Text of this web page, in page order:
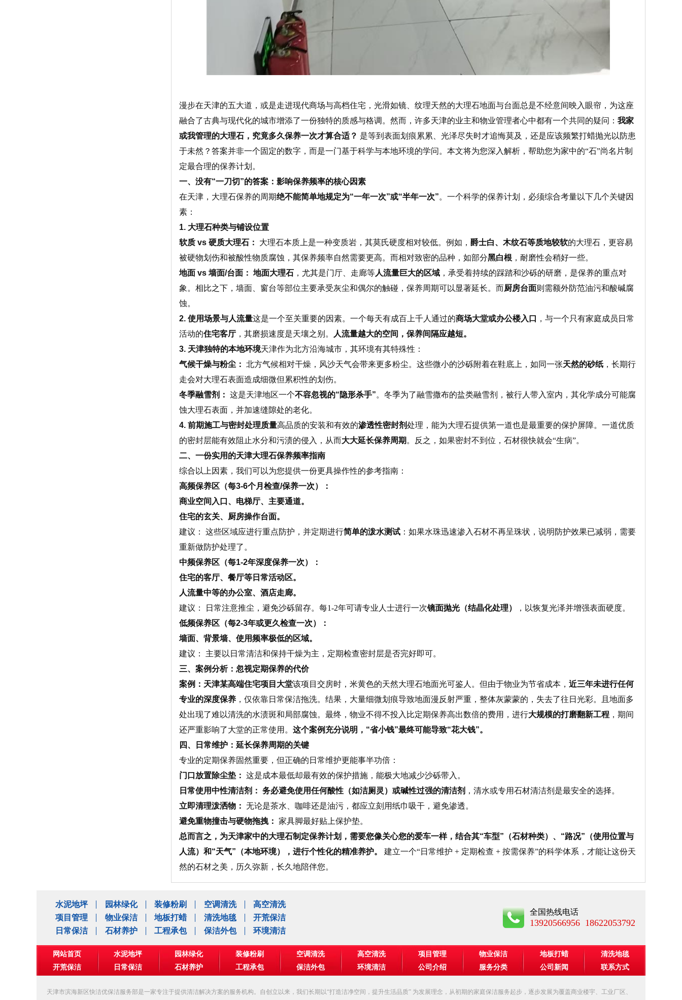
漫步在天津的五大道，或是走进现代商场与高档住宅，光滑如镜、纹理天然的大理石地面与台面总是不经意间映入眼帘，为这座
融合了古典与现代化的城市增添了一份独特的质感与格调。然而，许多天津的业主和物业管理者心中都有一个共同的疑问： 我家
或我管理的大理石，究竟多久保养一次才算合适？ 是等到表面划痕累累、光泽尽失时才追悔莫及，还是应该频繁打蜡抛光以防患
于未然？答案并非一个固定的数字，而是一门基于科学与本地环境的学问。本文将为您深入解析，帮助您为家中的“石”尚名片制
定最合理的保养计划。
一、没有“一刀切”的答案：影响保养频率的核心因素
在天津，大理石保养的周期绝不能简单地规定为“一年一次”或“半年一次”。一个科学的保养计划，必须综合考量以下几个关键因
素：
1. 大理石种类与铺设位置
软质 vs 硬质大理石：
大理石本质上是一种变质岩，其莫氏硬度相对较低。例如， 爵士白、木纹石等质地较软的大理石，更容易
被硬物划伤和被酸性物质腐蚀，其保养频率自然需要更高。而相对致密的品种，如部分黑白根 ，耐磨性会稍好一些。
地面 vs 墙面/台面： 地面大理石 ，尤其是门厅、走廊等人流量巨大的区域 ，承受着持续的踩踏和沙砾的研磨，是保养的重点对
象。相比之下，墙面、窗台等部位主要承受灰尘和偶尔的触碰，保养周期可以显著延长。而厨房台面则需额外防范油污和酸碱腐
蚀。
2. 使用场景与人流量这是一个至关重要的因素。一个每天有成百上千人通过的商场大堂或办公楼入口
，与一个只有家庭成员日常
活动的住宅客厅 ，其磨损速度是天壤之别。
人流量越大的空间，保养间隔应越短。
3. 天津独特的本地环境天津作为北方沿海城市，其环境有其特殊性：
气候干燥与粉尘： 北方气候相对干燥，风沙天气会带来更多粉尘。这些微小的沙砾附着在鞋底上，如同一张天然的砂纸 ，长期行
走会对大理石表面造成细微但累积性的划伤。
冬季融雪剂： 这是天津地区一个不容忽视的“隐形杀手”。冬季为了融雪撒布的盐类融雪剂，被行人带入室内，其化学成分可能腐
蚀大理石表面，并加速缝隙处的老化。
4. 前期施工与密封处理质量高品质的安装和有效的渗透性密封剂处理，能为大理石提供第一道也是最重要的保护屏障。一道优质
的密封层能有效阻止水分和污渍的侵入，从而大大延长保养周期 。反之，如果密封不到位，石材很快就会“生病”。
二、一份实用的天津大理石保养频率指南
综合以上因素，我们可以为您提供一份更具操作性的参考指南：
高频保养区（每3-6个月检查/保养一次）：
商业空间入口、电梯厅、主要通道。
住宅的玄关、厨房操作台面。
建议：
这些区域应进行重点防护，并定期进行简单的泼水测试 ：如果水珠迅速渗入石材不再呈珠状，说明防护效果已减弱，需要
重新做防护处理了。
中频保养区（每1-2年深度保养一次）：
住宅的客厅、餐厅等日常活动区。
人流量中等的办公室、酒店走廊。
建议：
日常注意推尘，避免沙砾留存。每1-2年可请专业人士进行一次镜面抛光（结晶化处理）
，以恢复光泽并增强表面硬度。
低频保养区（每2-3年或更久检查一次）：
墙面、背景墙、使用频率极低的区域。
建议：
主要以日常清洁和保持干燥为主，定期检查密封层是否完好即可。
三、案例分析：忽视定期保养的代价
案例：天津某高端住宅项目大堂该项目交房时，米黄色的天然大理石地面光可鉴人。但由于物业为节省成本， 近三年未进行任何
专业的深度保养 ，仅依靠日常保洁拖洗。结果，大量细微划痕导致地面漫反射严重，整体灰蒙蒙的，失去了往日光彩。且地面多
处出现了难以清洗的水渍斑和局部腐蚀。最终，物业不得不投入比定期保养高出数倍的费用，进行大规模的打磨翻新工程 ，期间
还严重影响了大堂的正常使用。 这个案例充分说明，“省小钱”最终可能导致“花大钱”。
四、日常维护：延长保养周期的关键
专业的定期保养固然重要，但正确的日常维护更能事半功倍：
门口放置除尘垫： 这是成本最低却最有效的保护措施，能极大地减少沙砾带入。
日常使用中性清洁剂： 务必避免使用任何酸性（如洁厕灵）或碱性过强的清洁剂 ，清水或专用石材清洁剂是最安全的选择。
立即清理泼洒物： 无论是茶水、咖啡还是油污，都应立刻用纸巾吸干，避免渗透。
避免重物撞击与硬物拖拽： 家具脚最好贴上保护垫。
总而言之，为天津家中的大理石制定保养计划，需要您像关心您的爱车一样，结合其“车型”（石材种类）、“路况”（使用位置与
人流）和“天气”（本地环境），进行个性化的精准养护。
建立一个“日常维护 + 定期检查 + 按需保养”的科学体系，才能让这份天
然的石材之美，历久弥新，长久地陪伴您。
水泥地坪 园林绿化 装修粉刷 空调清洗
高空清洗
项目管理
物业保洁 地板打蜡 清洗地毯
开荒保洁
日常保洁
石材养护 工程承包 保洁外包 环境清洁
全国热线电话
13920566956 18622053792
网站首页 水泥地坪 园林绿化 装修粉刷 空调清洗 高空清洗 项目管理 物业保洁 地板打蜡
清洗地毯
开荒保洁
日常保洁 石材养护 工程承包 保洁外包 环境清洁 公司介绍 服务分类 公司新闻
联系方式
天津市滨海新区快洁优保洁服务部是一家专注于提供清洁解决方案的服务机构。自创立以来，我们长期以“打造洁净空间，提升生活品质” 为发展理念，从初期的家庭保洁服务起步，逐步发展为覆盖商业楼宇、工业厂区、